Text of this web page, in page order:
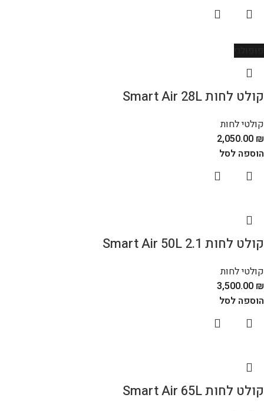
קולט לחות Smart Air 28L
קולטי לחות
2,050.00 ₪
הוספה לסל
קולט לחות Smart Air 50L 2.1
קולטי לחות
3,500.00 ₪
הוספה לסל
קולט לחות Smart Air 65L